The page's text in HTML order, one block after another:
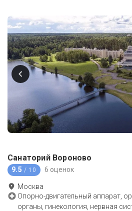
Санаторий Вороново
9.5 / 10 6 оценок
Москва
Опорно-двигательный аппарат,
органы, гинекология, нервная